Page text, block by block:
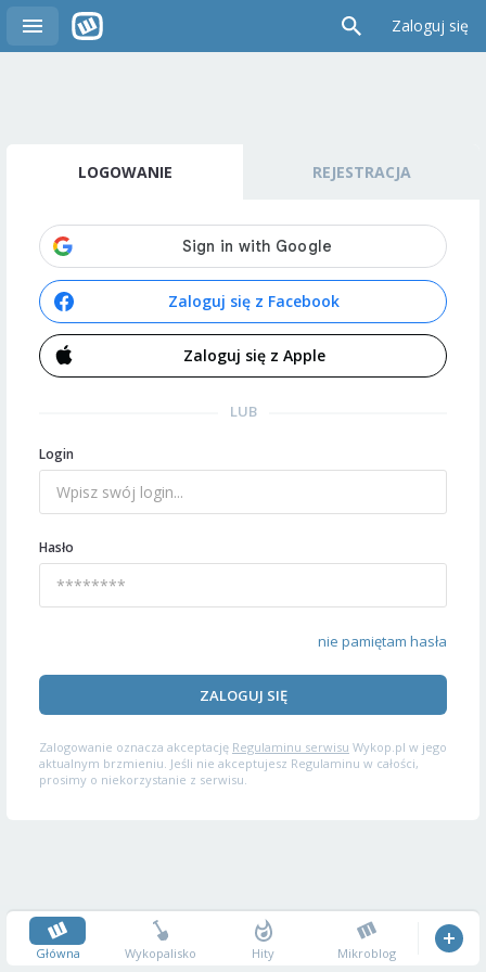
Zaloguj się
LOGOWANIE REJESTRACJA
Zaloguj się z Facebook
Zaloguj się z Apple
LUB
Login
Hasło
nie pamiętam hasła
ZALOGUJ SIĘ
Zalogowanie oznacza akceptację Regulaminu serwisu Wykop.pl w jego
aktualnym brzmieniu. Jeśli nie akceptujesz Regulaminu w całości,
prosimy o niekorzystanie z serwisu.
Główna Wykopalisko Hity Mikroblog